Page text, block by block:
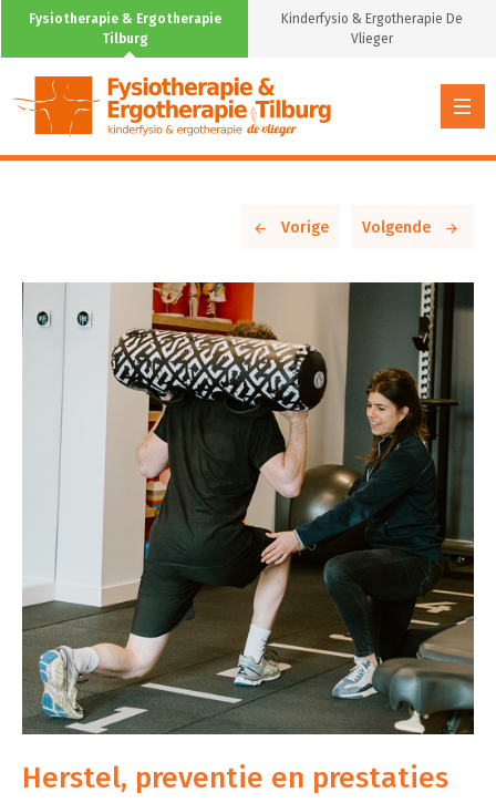
Fysiotherapie & Ergotherapie
Tilburg
Kinderfysio & Ergotherapie De
Vlieger
Vorige Volgende
Herstel, preventie en prestaties